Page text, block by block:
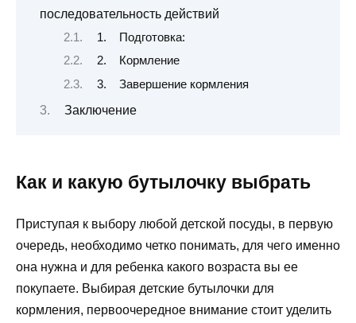
последовательность действий
1. Подготовка:
2. Кормление
3. Завершение кормления
Заключение
Как и какую бутылочку выбрать
Приступая к выбору любой детской посуды, в первую
очередь, необходимо четко понимать, для чего именно
она нужна и для ребенка какого возраста вы ее
покупаете. Выбирая детские бутылочки для
кормления, первоочередное внимание стоит уделить